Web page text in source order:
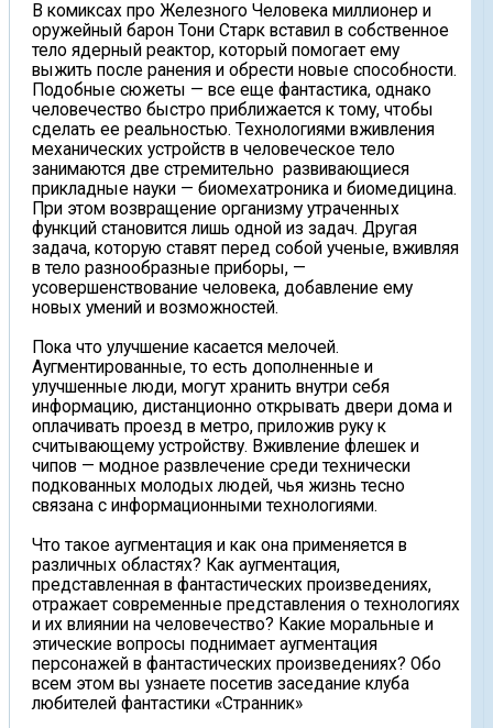
В комиксах про Железного Человека миллионер и
оружейный барон Тони Старк вставил в собственное
тело ядерный реактор, который помогает ему
выжить после ранения и обрести новые способности.
Подобные сюжеты — все еще фантастика, однако
человечество быстро приближается к тому, чтобы
сделать ее реальностью. Технологиями вживления
механических устройств в человеческое тело
занимаются две стремительно развивающиеся
прикладные науки — биомехатроника и биомедицина.
При этом возвращение организму утраченных
функций становится лишь одной из задач. Другая
задача, которую ставят перед собой ученые, вживляя
в тело разнообразные приборы, —
усовершенствование человека, добавление ему
новых умений и возможностей.
Пока что улучшение касается мелочей.
Аугментированные, то есть дополненные и
улучшенные люди, могут хранить внутри себя
информацию, дистанционно открывать двери дома и
оплачивать проезд в метро, приложив руку к
считывающему устройству. Вживление флешек и
чипов — модное развлечение среди технически
подкованных молодых людей, чья жизнь тесно
связана с информационными технологиями.
Что такое аугментация и как она применяется в
различных областях? Как аугментация,
представленная в фантастических произведениях,
отражает современные представления о технологиях
и их влиянии на человечество? Какие моральные и
этические вопросы поднимает аугментация
персонажей в фантастических произведениях? Обо
всем этом вы узнаете посетив заседание клуба
любителей фантастики «Странник»